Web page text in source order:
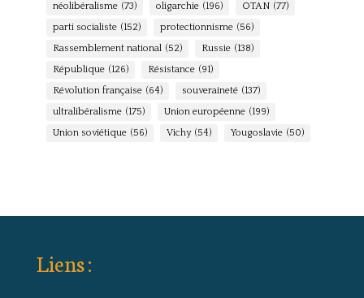
néolibéralisme (73) oligarchie (196) OTAN (77)
parti socialiste (152) protectionnisme (56)
Rassemblement national (52) Russie (138)
République (126) Résistance (91)
Révolution française (64) souveraineté (137)
ultralibéralisme (175) Union européenne (199)
Union soviétique (56) Vichy (54) Yougoslavie (50)
Liens :